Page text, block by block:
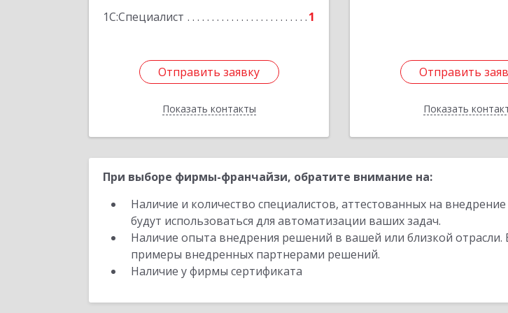
1С:Специалист 1
Отправить заявку
Показать контакты
Отправить заявку
Назад
Отправить
Показать
Отправить
Назад
При выборе фирмы-франчайзи, обратите внимание на:
Наличие и количество специалистов, аттестованных на
будут использоваться для автоматизации ваших задач.
Наличие опыта внедрения решений в вашей или близкой
примеры внедренных партнерами решений.
Наличие у фирмы сертификата